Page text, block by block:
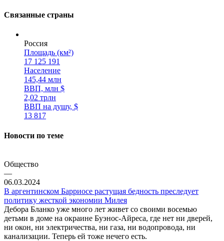
Связанные страны
Россия
Площадь (км²)
17 125 191
Население
145,44 млн
ВВП, млн $
2,02 трлн
ВВП на душу, $
13 817
Новости по теме
Общество
—
06.03.2024
В аргентинском Барриосе растущая бедность преследует
политику жесткой экономии Милея
Дебора Бланко уже много лет живет со своими восемью
детьми в доме на окраине Буэнос-Айреса, где нет ни дверей,
ни окон, ни электричества, ни газа, ни водопровода, ни
канализации. Теперь ей тоже нечего есть.